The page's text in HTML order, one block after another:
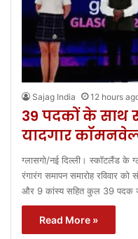
Sajag India 12 hours
39 पदकों के साथ
यादगार
ग्लासगो/नई दिल्ली। स्कॉटलैंड के
रंगारंग समापन समारोह रविवार
और 9 कांस्य सहित कुल 39 पदक
Read More »